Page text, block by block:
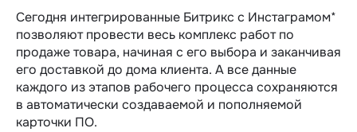
Сегодня интегрированные Битрикс с Инстаграмом*
позволяют провести весь комплекс работ по
продаже товара, начиная с его выбора и заканчивая
его доставкой до дома клиента. А все данные
каждого из этапов рабочего процесса сохраняются
в автоматически создаваемой и пополняемой
карточки ПО.